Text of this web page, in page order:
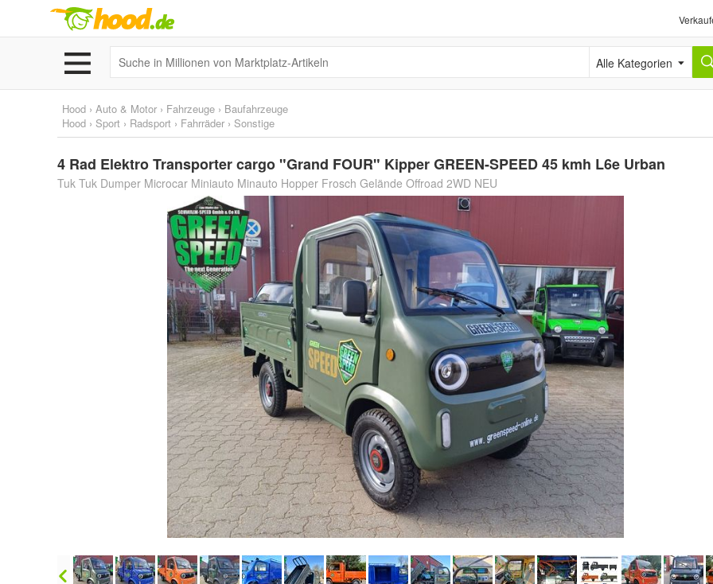
Alle Kategorien
Hood › Auto & Motor › Fahrzeuge › Baufahrzeuge
Hood › Sport › Radsport › Fahrräder › Sonstige
4 Rad Elektro Transporter cargo "Grand FOUR" Kipper GREEN-SPEED 45 kmh L6e Urban
Tuk Tuk Dumper Microcar Miniauto Minauto Hopper Frosch Gelände Offroad 2WD NEU